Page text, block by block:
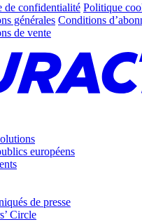
de confidentialité Politique
générales Conditions
de vente
européens
de presse
Circle